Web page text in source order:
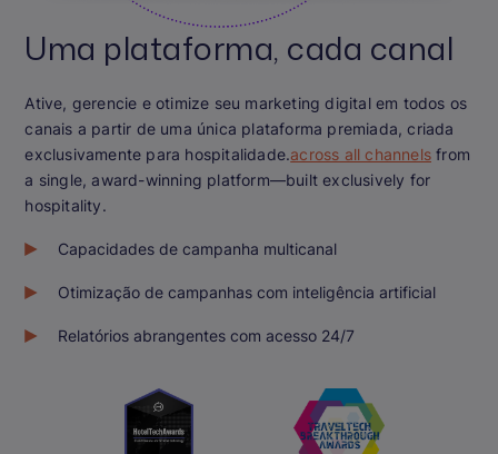
Uma plataforma, cada canal
Ative, gerencie e otimize seu marketing digital em todos os
canais a partir de uma única plataforma premiada, criada
exclusivamente para hospitalidade.across all channels from
a single, award-winning platform—built exclusively for
hospitality.
Capacidades de campanha multicanal
Otimização de campanhas com inteligência artificial
Relatórios abrangentes com acesso 24/7